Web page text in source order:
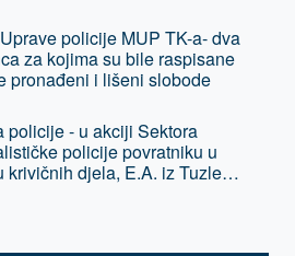
policije MUP TK-a- dva
za kojima su bile raspisane
pronađeni i lišeni slobode
- u akciji Sektora
policije povratniku u
krivičnih djela, E.A. iz Tuzle